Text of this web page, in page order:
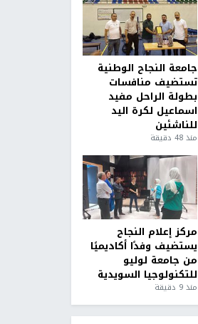
جامعة النجاح الوطنية
تستضيف منافسات
بطولة الراحل مفيد
اسماعيل لكرة اليد
للناشئين
منذ 48 دقيقة
مركز إعلام النجاح
يستضيف وفدًا أكاديميًا
من جامعة لوليو
للتكنولوجيا السويدية
منذ 9 دقيقة